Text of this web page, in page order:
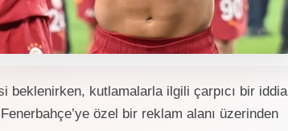
beklenirken, kutlamalarla ilgili çarpıcı bir iddia
özel bir reklam alanı üzerinden